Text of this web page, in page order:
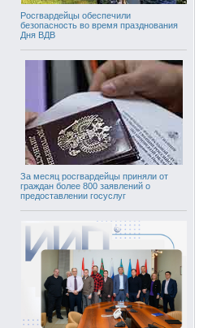
Росгвардейцы обеспечили
безопасность во время празднования
Дня ВДВ
За месяц росгвардейцы приняли от
граждан более 800 заявлений о
предоставлении госуслуг